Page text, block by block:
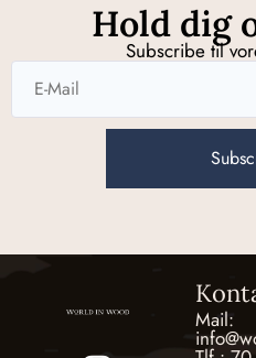
Hold dig
Subscribe til
Mail: